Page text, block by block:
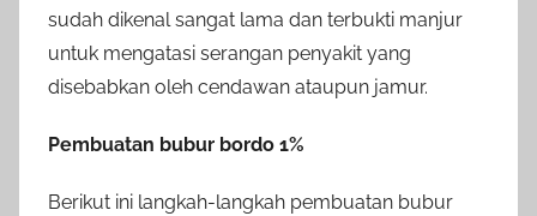
sudah dikenal sangat lama dan terbukti manjur
untuk mengatasi serangan penyakit yang
disebabkan oleh cendawan ataupun jamur.
Pembuatan bubur bordo 1%
Berikut ini langkah-langkah pembuatan bubur